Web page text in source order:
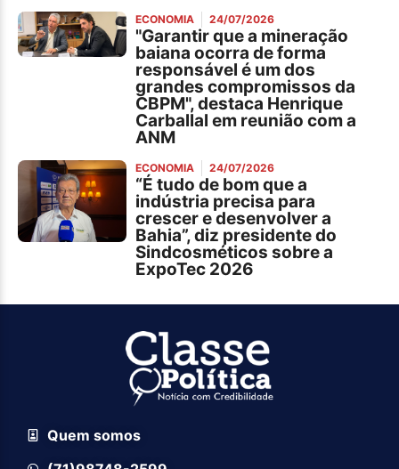
ECONOMIA 24/07/2026
"Garantir que a mineração
baiana ocorra de forma
responsável é um dos
grandes compromissos da
CBPM", destaca Henrique
Carballal em reunião com a
ANM
ECONOMIA 24/07/2026
“É tudo de bom que a
indústria precisa para
crescer e desenvolver a
Bahia”, diz presidente do
Sindcosméticos sobre a
ExpoTec 2026
Quem somos